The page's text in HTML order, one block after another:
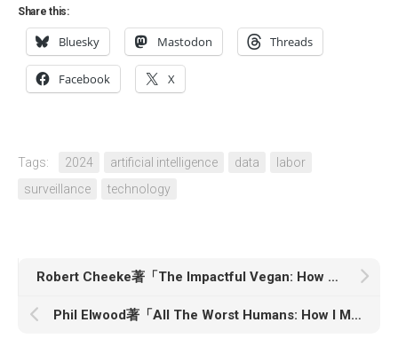
Share this:
Bluesky Mastodon Threads
Facebook X
Tags: 2024 artificial intelligence data
labor
surveillance
technology
Robert Cheeke著「The Impactful Vegan: How You Can Save More Lives and Make the Biggest Difference for Animals and the Planet」
Phil Elwood著「All The Worst Humans: How I Made News for Dictators, Tycoons and Politicians」